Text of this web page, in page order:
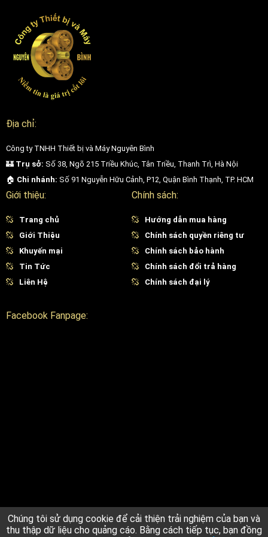
khiến Frax Pro trở thành thiết bị ưu việt trong điều trị da liễu không
xâm lấn tại nhiều phòng khám và trung tâm thẩm mỹ lớn trên thế
giới.
Hiệu quả điều trị của máy laser Frax Pro
Địa chỉ bán máy laser Prax Pro
Đối với các phòng khám da liễu, spa chuyên sâu hay trung tâm thẩm
mỹ hiện đại đang tìm kiếm một thiết bị laser phân đoạn cao cấp,
Ellipse Candela Mỹ, đầy đủ giấy tờ chứng nhận quốc tế như FDA (Hoa
Địa chỉ:
Công ty TNHH Thiết bị và Máy Nguyên Bình
🏰 Trụ sở: Số 38, Ngõ 215 Triều Khúc, Tân Triều, Thanh Trì, Hà Nội
🏠 Chi nhánh: Số 91 Nguyễn Hữu Cảnh, P12, Quận Bình Thạnh, TP. HCM
Giới thiệu:
Trang chủ
Giới Thiệu
Khuyến mại
Tin Tức
Liên Hệ
Chính sách:
Hướng dẫn mua hàng
Chính sách quyền riêng tư
Chính sách bảo hành
Chính sách đổi trả hàng
Chính sách đại lý
Facebook Fanpage:
Chúng tôi sử dụng cookie để cải thiện trải nghiệm của bạn và
thu thập dữ liệu cho quảng cáo. Bằng cách tiếp tục, bạn đồng